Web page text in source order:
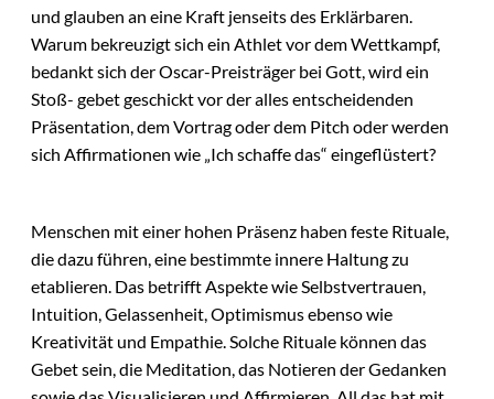
und glauben an eine Kraft jenseits des Erklärbaren.
Warum bekreuzigt sich ein Athlet vor dem Wettkampf,
bedankt sich der Oscar-Preisträger bei Gott, wird ein
Stoß- gebet geschickt vor der alles entscheidenden
Präsentation, dem Vortrag oder dem Pitch oder werden
sich Affirmationen wie „Ich schaffe das“ eingeflüstert?
Menschen mit einer hohen Präsenz haben feste Rituale,
die dazu führen, eine bestimmte innere Haltung zu
etablieren. Das betrifft Aspekte wie Selbstvertrauen,
Intuition, Gelassenheit, Optimismus ebenso wie
Kreativität und Empathie. Solche Rituale können das
Gebet sein, die Meditation, das Notieren der Gedanken